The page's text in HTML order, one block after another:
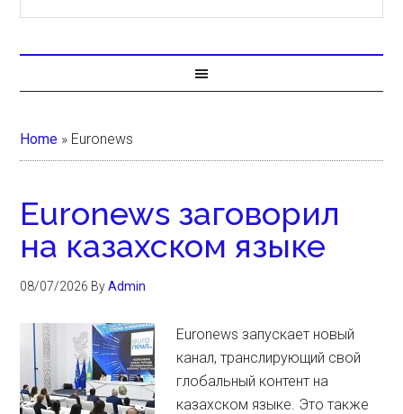
Home » Euronews
Euronews заговорил
на казахском языке
08/07/2026 ByAdmin
Euronews запускает новый
канал, транслирующий свой
глобальный контент на
казахском языке. Это также